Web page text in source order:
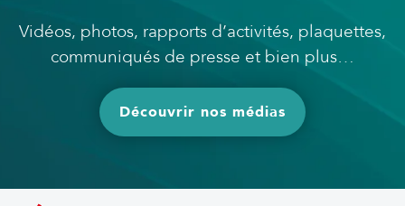
Vidéos, photos, rapports d’activités, plaquettes,
communiqués de presse et bien plus…
Découvrir nos médias